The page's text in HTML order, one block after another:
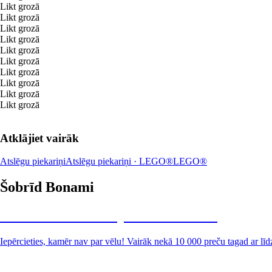
Likt grozā
Likt grozā
Likt grozā
Likt grozā
Likt grozā
Likt grozā
Likt grozā
Likt grozā
Likt grozā
Likt grozā
Atklājiet vairāk
Atslēgu piekariņiAtslēgu piekariņi · LEGO®LEGO®
Šobrīd Bonami
Iepērcieties, kamēr nav par vēlu! Vairāk nekā 10 000 preču tagad ar